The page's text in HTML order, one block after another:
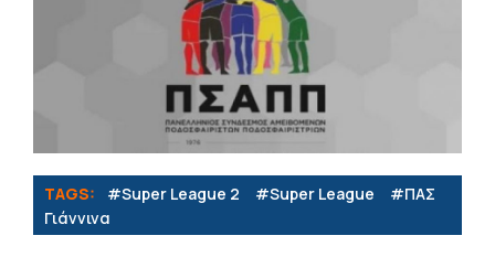
TAGS: #Super League 2 #Super League
#ΠΑΣ
Γιάννινα